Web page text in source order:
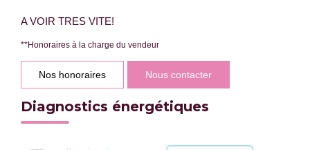
A VOIR TRES VITE!
**Honoraires à la charge du vendeur
Nos honoraires Nous contacter
Diagnostics énergétiques